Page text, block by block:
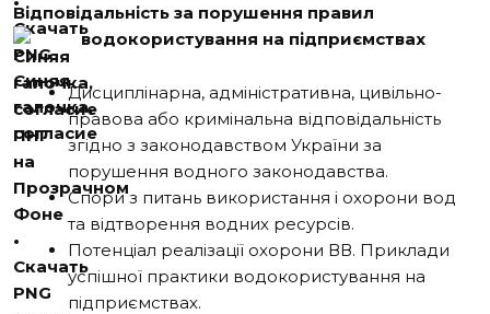
Відповідальність за порушення правил
водокористування на підприємствах
Дисциплінарна, адміністративна, цивільно-
правова або кримінальна відповідальність
згідно з законодавством України за
порушення водного законодавства.
Спори з питань використання і охорони вод
та відтворення водних ресурсів.
Потенціал реалізації охорони ВВ. Приклади
успішної практики водокористування на
підприємствах.